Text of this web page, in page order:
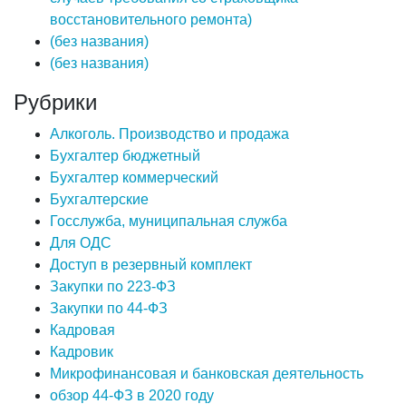
восстановительного ремонта)
(без названия)
(без названия)
Рубрики
Алкоголь. Производство и продажа
Бухгалтер бюджетный
Бухгалтер коммерческий
Бухгалтерские
Госслужба, муниципальная служба
Для ОДС
Доступ в резервный комплект
Закупки по 223-ФЗ
Закупки по 44-ФЗ
Кадровая
Кадровик
Микрофинансовая и банковская деятельность
обзор 44-ФЗ в 2020 году